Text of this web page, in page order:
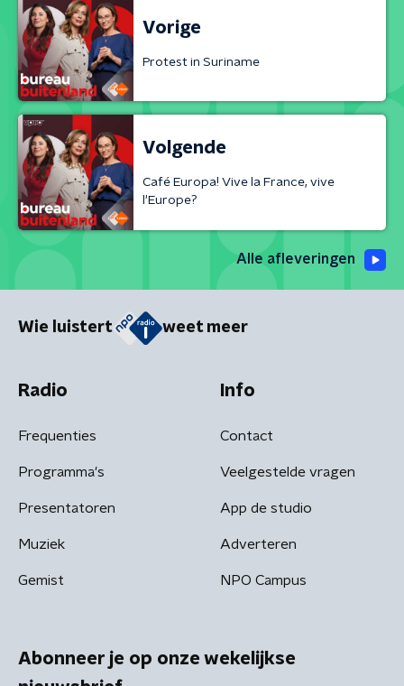
Vorige
Protest in Suriname
Volgende
Café Europa! Vive la France, vive
l'Europe?
Alle afleveringen
Wie luistert weet meer
Radio
Frequenties
Programma's
Presentatoren
Muziek
Gemist
Info
Contact
Veelgestelde vragen
App de studio
Adverteren
NPO Campus
Abonneer je op onze wekelijkse